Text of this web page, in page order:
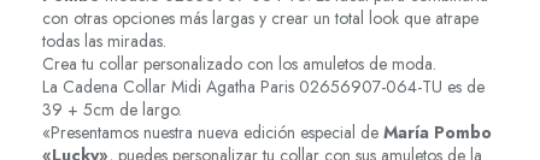
con otras opciones más largas y crear un total look que atrape
todas las miradas.
Crea tu collar personalizado con los amuletos de moda.
La Cadena Collar Midi Agatha Paris 02656907-064-TU es de
39 + 5cm de largo.
«Presentamos nuestra nueva edición especial de María Pombo